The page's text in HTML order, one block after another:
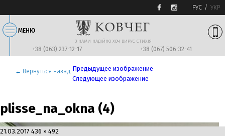
РУС УКР
МЕНЮ
З НАМИ НАДIЙНО ХОЧ ВИРУЄ СТИХIЯ
+38 (063) 237-12-17 +38 (067) 506-32-41
← Вернуться назад Предыдущее изображение
Следующее изображение
plisse_na_okna (4)
Опубликовано
21.03.2017 Полный
436 × 492